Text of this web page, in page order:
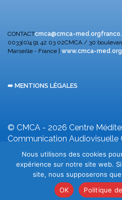
CONTACTcmca@cmca-med.org
0033(0)4 91 42 03 02CMCA / 30
Marseille - France | www.cmca-med.org
➠ MENTIONS LÉGALES
© CMCA - 2026 Centre
Communication Audiovisuelle
développement F. Revelli
Nous utilisons des cookies
expérience sur notre site web.
site, nous supposerons
OK
Politique